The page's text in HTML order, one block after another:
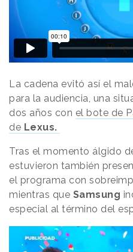
La cadena evitó así el
para la audiencia, una
dos años con el bote de
de Lexus.
Tras el momento álgido
estuvieron también
el programa con
mientras que Samsung
especial al término del